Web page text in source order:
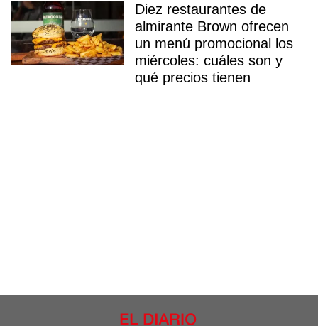
Diez restaurantes de
almirante Brown ofrecen
un menú promocional los
miércoles: cuáles son y
qué precios tienen